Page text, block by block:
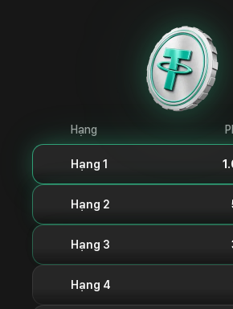
Hạng
Hạng 1
Hạng 2
Hạng 3
Hạng 4